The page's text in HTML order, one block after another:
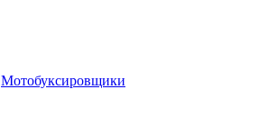
Мотобуксировщики